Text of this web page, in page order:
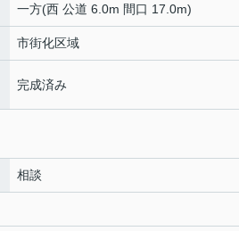
一方(西 公道 6.0m 間口 17.0m)
市街化区域
完成済み
相談